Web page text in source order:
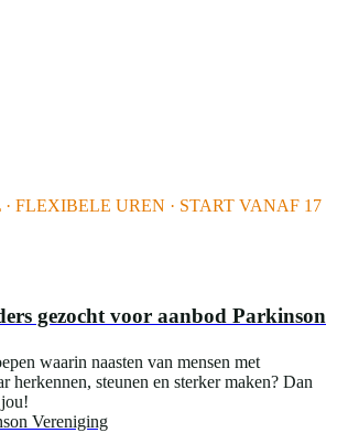
FLEXIBELE UREN · START VANAF 17
gezocht voor aanbod Parkinson
waarin naasten van mensen met
herkennen, steunen en sterker maken? Dan
Vereniging